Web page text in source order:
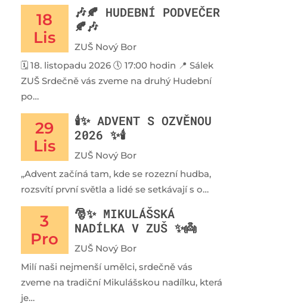
18
Lis
🎶🍂 HUDEBNÍ PODVEČER
🍂🎶
ZUŠ Nový Bor
🗓 18. listopadu 2026 🕔 17:00 hodin 📍 Sálek
ZUŠ Srdečně vás zveme na druhý Hudební
po…
29
Lis
🕯️✨ ADVENT S OZVĚNOU
2026 ✨🕯️
ZUŠ Nový Bor
„Advent začíná tam, kde se rozezní hudba,
rozsvítí první světla a lidé se setkávají s o…
3
Pro
🎅✨ MIKULÁŠSKÁ
NADÍLKA V ZUŠ ✨👼
ZUŠ Nový Bor
Milí naši nejmenší umělci, srdečně vás
zveme na tradiční Mikulášskou nadílku, která
je…